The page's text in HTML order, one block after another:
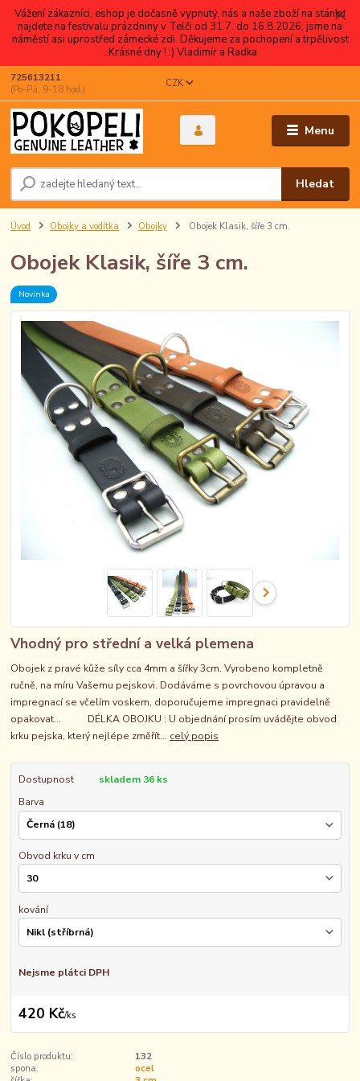
Vážení zákazníci, eshop je dočasně vypnutý, nás a naše zboží na stánku
najdete na festivalu prázdniny v Telči od 31.7. do 16.8.2026, jsme na
náměstí asi uprostřed zámecké zdi. Děkujeme za pochopení a trpělivost
..Krásné dny ! :) Vladimír a Radka
Menu
CZK
Hledat
725613211
(Po-Pá, 9-18 hod.)
Úvod Obojky a vodítka Obojky Obojek Klasik, šíře 3 cm.
Obojek Klasik, šíře 3 cm.
Novinka
Vhodný pro střední a velká plemena
Obojek z pravé kůže síly cca 4mm a šířky 3cm. Vyrobeno kompletně
ručně, na míru Vašemu pejskovi. Dodáváme s povrchovou úpravou a
impregnací se včelím voskem, doporučujeme impregnaci pravidelně
opakovat... DÉLKA OBOJKU : U objednání prosím uvádějte obvod
krku pejska, který nejlépe změřít... celý popis
Dostupnost
skladem 36 ks
Barva
Obvod krku v cm
kování
Nejsme plátci DPH
420 Kč/ks
Číslo produktu:
132
spona:
ocel